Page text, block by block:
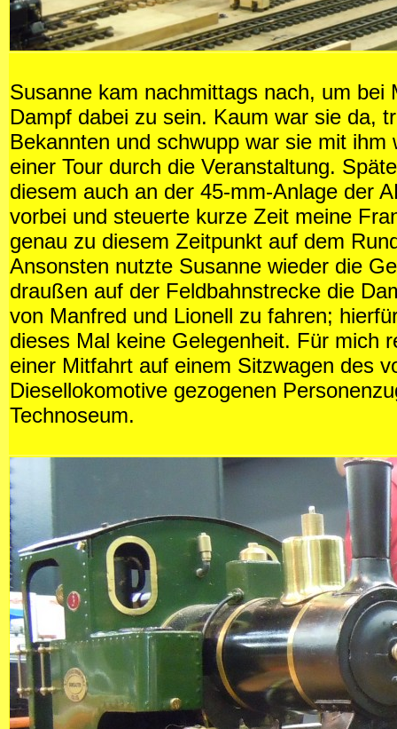
Susanne kam nachmittags nach, um bei
Dampf dabei zu sein. Kaum war sie da,
Bekannten und schwupp war sie mit ihm
einer Tour durch die Veranstaltung.
diesem auch an der 45-mm-Anlage der
vorbei und steuerte kurze Zeit meine
genau zu diesem Zeitpunkt auf dem
Ansonsten nutzte Susanne wieder die
draußen auf der Feldbahnstrecke die
von Manfred und Lionell zu fahren;
dieses Mal keine Gelegenheit. Für mich
einer Mitfahrt auf einem Sitzwagen des
Diesellokomotive gezogenen
Technoseum.